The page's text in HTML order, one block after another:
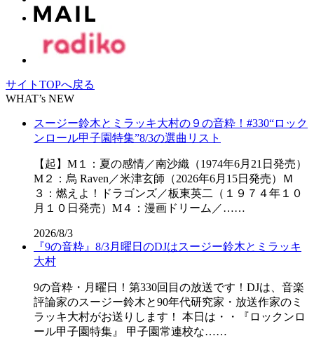
サイトTOPへ戻る
WHAT’s NEW
スージー鈴木とミラッキ大村の９の音粋！#330“ロック
ンロール甲子園特集”8/3の選曲リスト
【起】M１：夏の感情／南沙織（1974年6月21日発売）
M２：烏 Raven／米津玄師（2026年6月15日発売）Ｍ
３：燃えよ！ドラゴンズ／板東英二（１９７４年１０
月１０日発売）M４：漫画ドリーム／……
2026/8/3
『9の音粋』8/3月曜日のDJはスージー鈴木とミラッキ
大村
9の音粋・月曜日！第330回目の放送です！DJは、音楽
評論家のスージー鈴木と90年代研究家・放送作家のミ
ラッキ大村がお送りします！ 本日は・・『ロックンロ
ール甲子園特集』 甲子園常連校な……